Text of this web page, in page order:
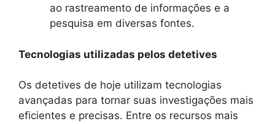
ao rastreamento de informações e a
pesquisa em diversas fontes.
Tecnologias utilizadas pelos detetives
Os detetives de hoje utilizam tecnologias
avançadas para tornar suas investigações mais
eficientes e precisas. Entre os recursos mais